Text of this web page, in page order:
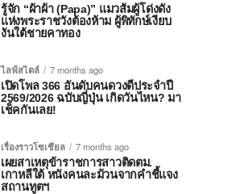
รู้จัก “ผ้าผ้า (Papa)” แมวส้มผู้โด่งดัง
แห่งพระราชวังต้องห้าม ผู้พิทักษ์เงียบ
งันใต้ชายคาทอง
ไลฟ์สไตล์
7 months ago
เปิดโพล 366 อันดับคนดวงดีประจำปี
2569/2026 ฉบับญี่ปุ่น เกิดวันไหน? มา
เช็คกันเลย!
เรื่องราวโซเชียล
7 months ago
เผยสาเหตุข้าราชการสาวติดตม.
เกาหลีใต้ หนังคนละม้วนจากคำชี้แจง
สถานทูตฯ